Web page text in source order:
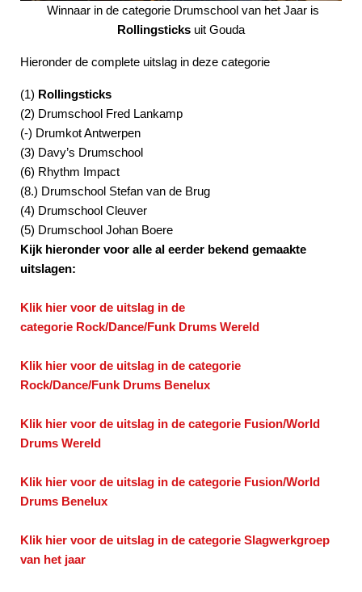
Winnaar in de categorie Drumschool van het Jaar is
Rollingsticks uit Gouda
Hieronder de complete uitslag in deze categorie
(1) Rollingsticks
(2) Drumschool Fred Lankamp
(-) Drumkot Antwerpen
(3) Davy’s Drumschool
(6) Rhythm Impact
(8.) Drumschool Stefan van de Brug
(4) Drumschool Cleuver
(5) Drumschool Johan Boere
Kijk hieronder voor alle al eerder bekend gemaakte
uitslagen:
Klik hier voor de uitslag in de
categorie Rock/Dance/Funk Drums Wereld
Klik hier voor de uitslag in de categorie
Rock/Dance/Funk Drums Benelux
Klik hier voor de uitslag in de categorie Fusion/World
Drums Wereld
Klik hier voor de uitslag in de categorie Fusion/World
Drums Benelux
Klik hier voor de uitslag in de categorie Slagwerkgroep
van het jaar